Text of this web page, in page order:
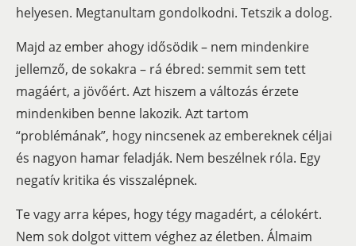
helyesen. Megtanultam gondolkodni. Tetszik a dolog.
Majd az ember ahogy idősödik – nem mindenkire
jellemző, de sokakra – rá ébred: semmit sem tett
magáért, a jövőért. Azt hiszem a változás érzete
mindenkiben benne lakozik. Azt tartom
“problémának”, hogy nincsenek az embereknek céljai
és nagyon hamar feladják. Nem beszélnek róla. Egy
negatív kritika és visszalépnek.
Te vagy arra képes, hogy tégy magadért, a célokért.
Nem sok dolgot vittem véghez az életben. Álmaim